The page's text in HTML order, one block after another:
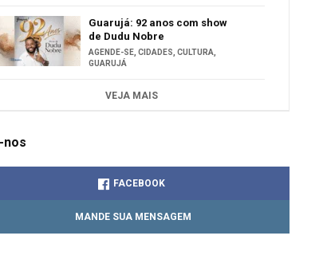
Guarujá: 92 anos com show
de Dudu Nobre
AGENDE-SE,CIDADES,CULTURA,
GUARUJÁ
VEJA MAIS
nos
FACEBOOK
MANDE SUA MENSAGEM